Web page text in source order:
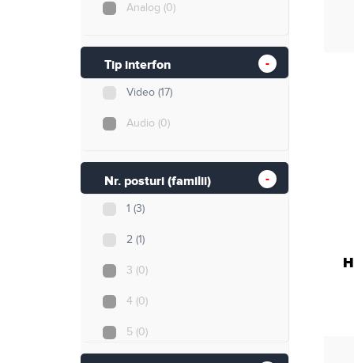
Analog (0)
Tip interfon
Video (17)
Audio (0)
Nr. posturi (familii)
1 (3)
2 (1)
3 (0)
4 (0)
5 (0)